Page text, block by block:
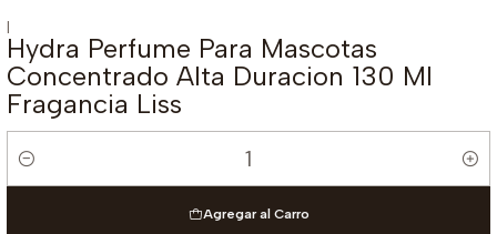
|
Hydra Perfume Para Mascotas
Concentrado Alta Duracion 130 Ml
Fragancia Liss
Cantidad
Agregar al Carro